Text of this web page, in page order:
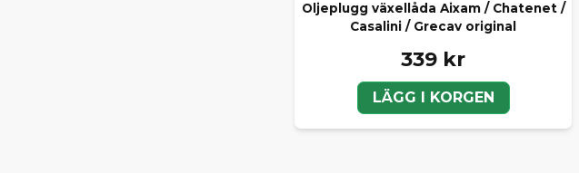
Oljeplugg växellåda Aixam / Chatenet /
Casalini / Grecav original
339 kr
LÄGG I KORGEN